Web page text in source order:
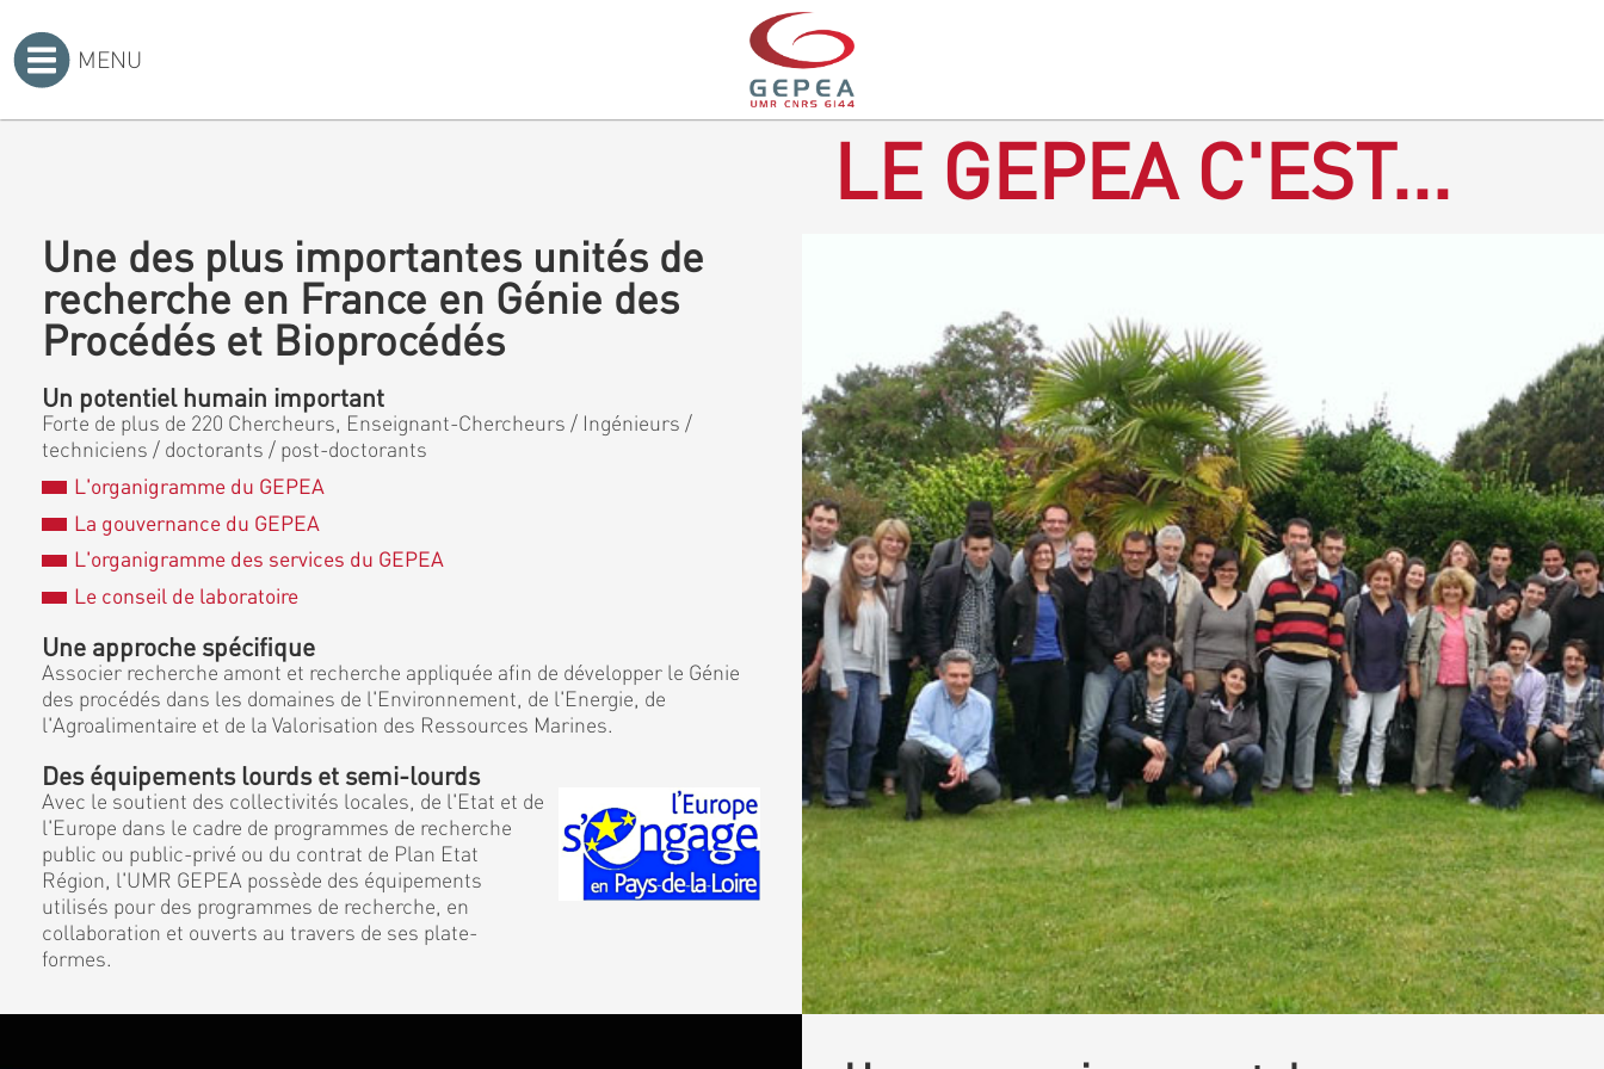
MENU
LE GEPEA C'EST...
Une des plus importantes unités de
recherche en France en Génie des
Procédés et Bioprocédés
Un potentiel humain important
Forte de plus de 220 Chercheurs, Enseignant-Chercheurs / Ingénieurs /
techniciens / doctorants / post-doctorants
L'organigramme du GEPEA
La gouvernance du GEPEA
L'organigramme des services du GEPEA
Le conseil de laboratoire
Une approche spécifique
Associer recherche amont et recherche appliquée afin de développer le Génie
des procédés dans les domaines de l'Environnement, de l'Energie, de
l'Agroalimentaire et de la Valorisation des Ressources Marines.
Des équipements lourds et semi-lourds
Avec le soutient des collectivités locales, de l'Etat et de
l'Europe dans le cadre de programmes de recherche
public ou public-privé ou du contrat de Plan Etat
Région, l'UMR GEPEA possède des équipements
utilisés pour des programmes de recherche, en
collaboration et ouverts au travers de ses plate-
formes.